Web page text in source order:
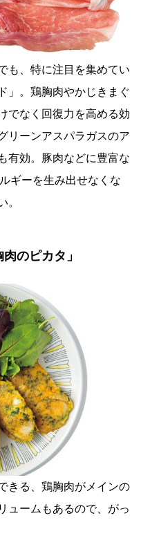
も、特に注目を集めてい
」。鶏胸肉やかじきまぐ
でなく回復力を高める効
リーンアスパラガスのア
有効。豚肉などに豊富な
ギーを生み出せなくな
。
のピカタ」
きる、鶏胸肉がメインの
ュームもあるので、がっ